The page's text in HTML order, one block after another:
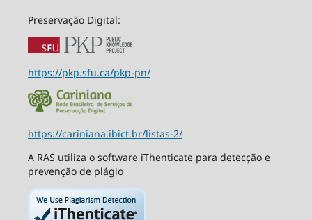
Preservação Digital:
https://pkp.sfu.ca/pkp-pn/
https://cariniana.ibict.br/listas-2/
A RAS utiliza o software iThenticate para detecção e
prevenção de plágio